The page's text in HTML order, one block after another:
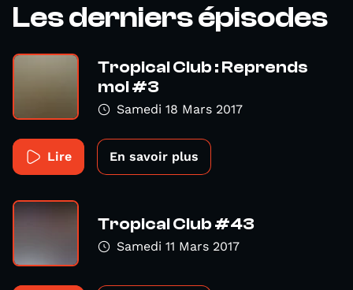
Les derniers épisodes
Tropical Club : Reprends
moi #3
Samedi 18 Mars 2017
Lire En savoir plus
Tropical Club #43
Samedi 11 Mars 2017